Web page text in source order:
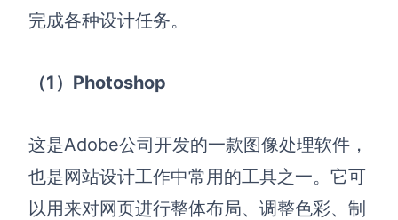
完成各种设计任务。
（1）Photoshop
这是Adobe公司开发的一款图像处理软件，
也是网站设计工作中常用的工具之一。它可
以用来对网页进行整体布局、调整色彩、制